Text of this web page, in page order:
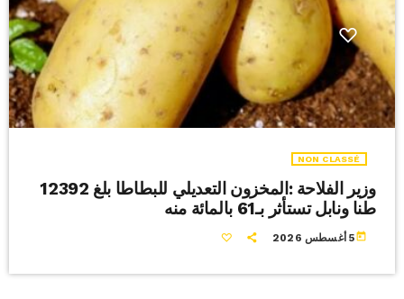
NON CLASSÉ
وزير الفلاحة :المخزون التعديلي للبطاطا بلغ 12392
طنا ونابل تستأثر بـ61 بالمائة منه
today5 أغسطس 2026